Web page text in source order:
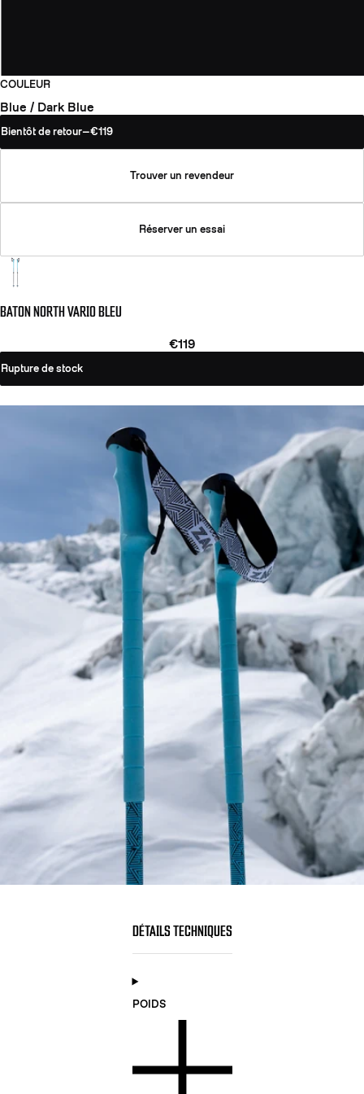
COULEUR
Blue / Dark Blue
Bientôt de retour—€119
Trouver un revendeur
Réserver un essai
BATON NORTH VARIO BLEU
€119
Rupture de stock
DÉTAILS TECHNIQUES
POIDS